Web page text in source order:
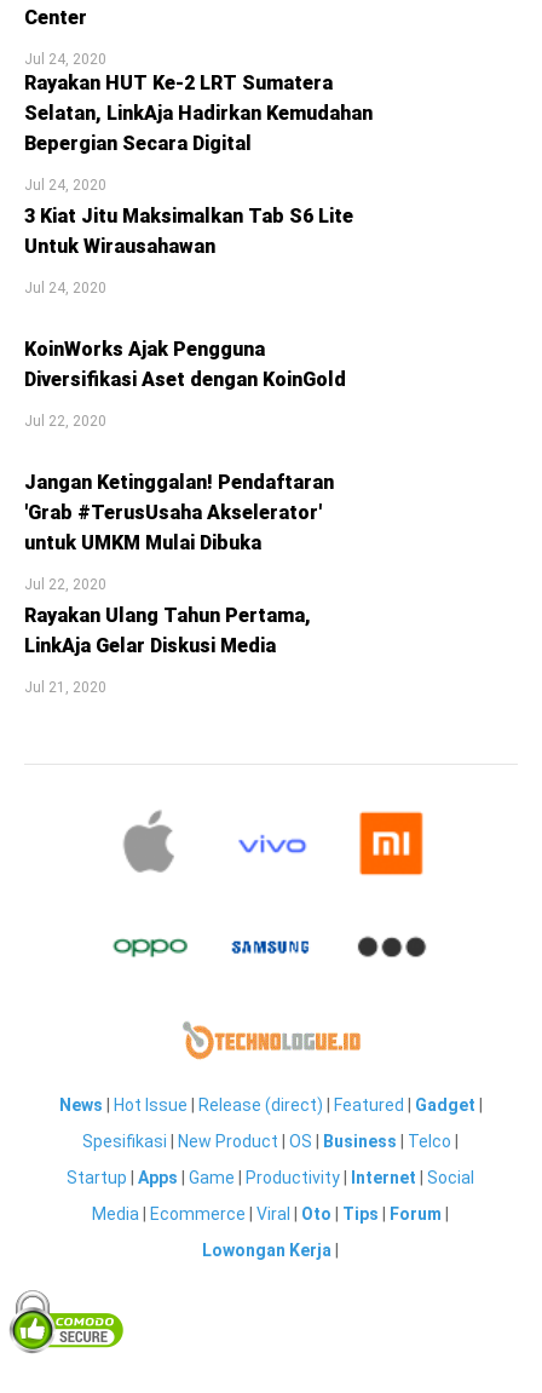
Center
Jul 24, 2020
Rayakan HUT Ke-2 LRT Sumatera
Selatan, LinkAja Hadirkan Kemudahan
Bepergian Secara Digital
Jul 24, 2020
3 Kiat Jitu Maksimalkan Tab S6 Lite
Untuk Wirausahawan
Jul 24, 2020
KoinWorks Ajak Pengguna
Diversifikasi Aset dengan KoinGold
Jul 22, 2020
Jangan Ketinggalan! Pendaftaran
'Grab #TerusUsaha Akselerator'
untuk UMKM Mulai Dibuka
Jul 22, 2020
Rayakan Ulang Tahun Pertama,
LinkAja Gelar Diskusi Media
Jul 21, 2020
News Hot Issue Release (direct) Featured Gadget
Spesifikasi
New Product |OS Business Telco
Startup |Apps |Game Productivity Internet |Social
Media
Ecommerce |Viral Oto Tips Forum
Lowongan Kerja